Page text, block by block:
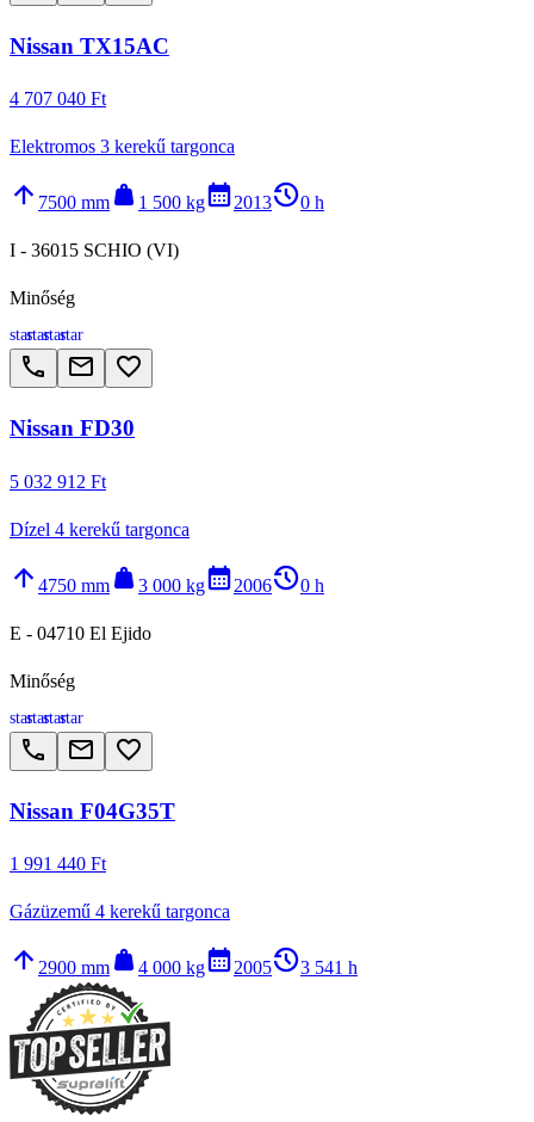
Nissan TX15AC
4 707 040 Ft
Elektromos 3 kerekű targonca
arrow_upward 7500 mm weight 1 500 kgcalendar_month2013history_20 h
I - 36015 SCHIO (VI)
Minőség
starstarstarstar
call email favorite_border
Nissan FD30
5 032 912 Ft
Dízel 4 kerekű targonca
arrow_upward 4750 mm weight 3 000 kgcalendar_month2006history_20 h
E - 04710 El Ejido
Minőség
starstarstarstar
call email favorite_border
Nissan F04G35T
1 991 440 Ft
Gázüzemű 4 kerekű targonca
arrow_upward 2900 mm weight 4 000 kgcalendar_month2005history_23 541 h